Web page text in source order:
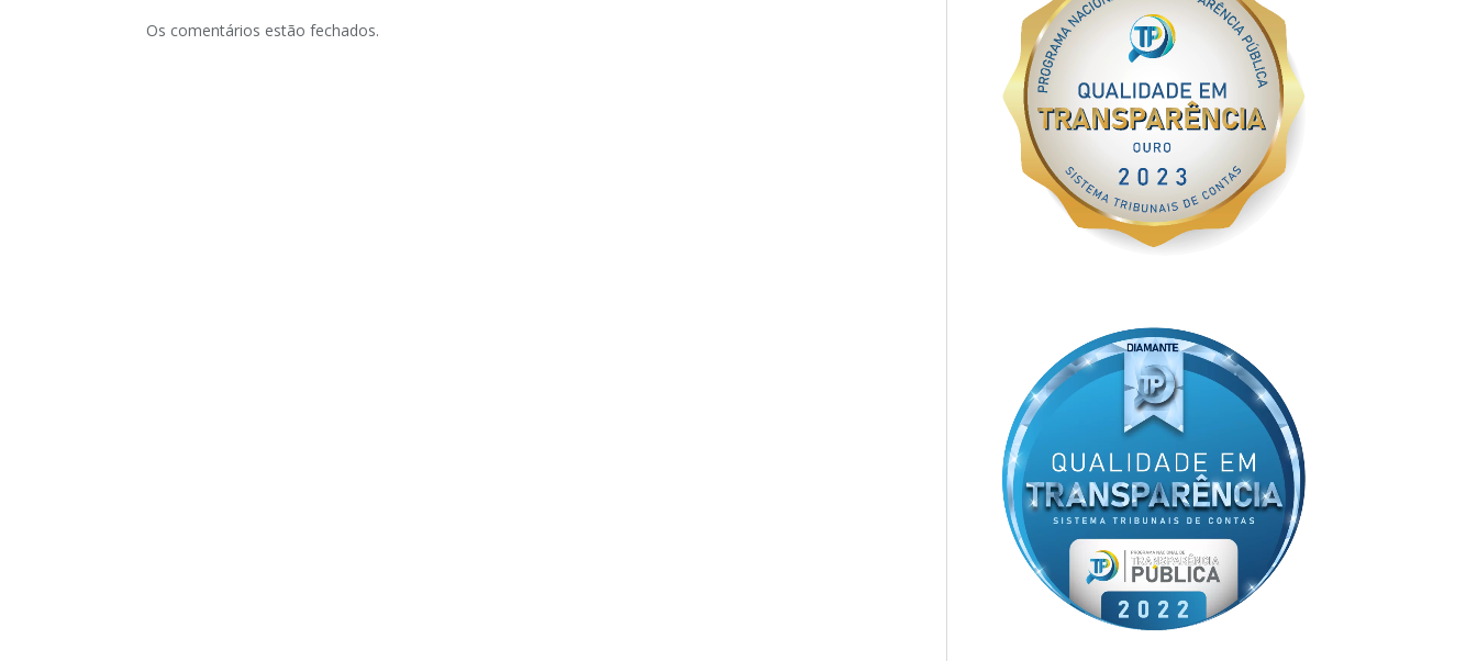
Os comentários estão fechados.